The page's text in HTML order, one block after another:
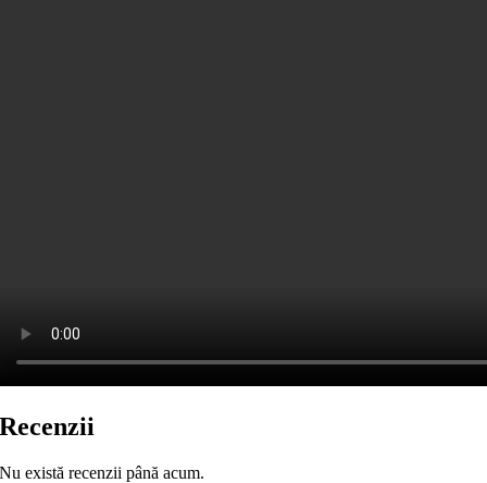
Recenzii
Nu există recenzii până acum.